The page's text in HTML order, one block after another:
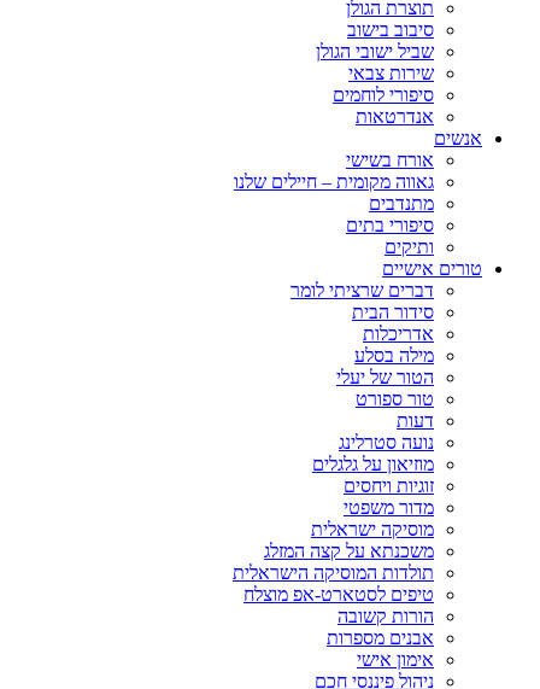
תוצרת הגולן
סיבוב בישוב
שביל ישובי הגולן
שירות צבאי
סיפורי לוחמים
אנדרטאות
אנשים
אורח בשישי
גאווה מקומית – חיילים שלנו
מתנדבים
סיפורי בתים
ותיקים
טורים אישיים
דברים שרציתי לומר
סידור הבית
אדריכלות
מילה בסלע
הטור של יעלי
טור ספורט
דעות
נועה סטרלינג
מוזיאון על גלגלים
זוגיות ויחסים
מדור משפטי
מוסיקה ישראלית
משכנתא על קצה המזלג
תולדות המוסיקה הישראלית
טיפים לסטארט-אפ מוצלח
הורות קשובה
אבנים מספרות
אימון אישי
ניהול פיננסי חכם